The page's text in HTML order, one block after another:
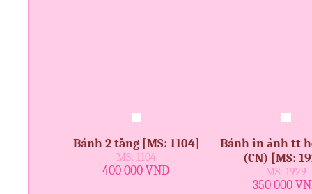
Bánh 2 tầng [MS: 1104]
MS: 1104
400 000 VNĐ
Bánh in ảnh tt
(CN) [MS:
MS: 1929
350 000